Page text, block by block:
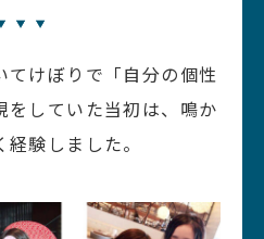
てけぼりで「自分の個性
をしていた当初は、鳴か
験しました。